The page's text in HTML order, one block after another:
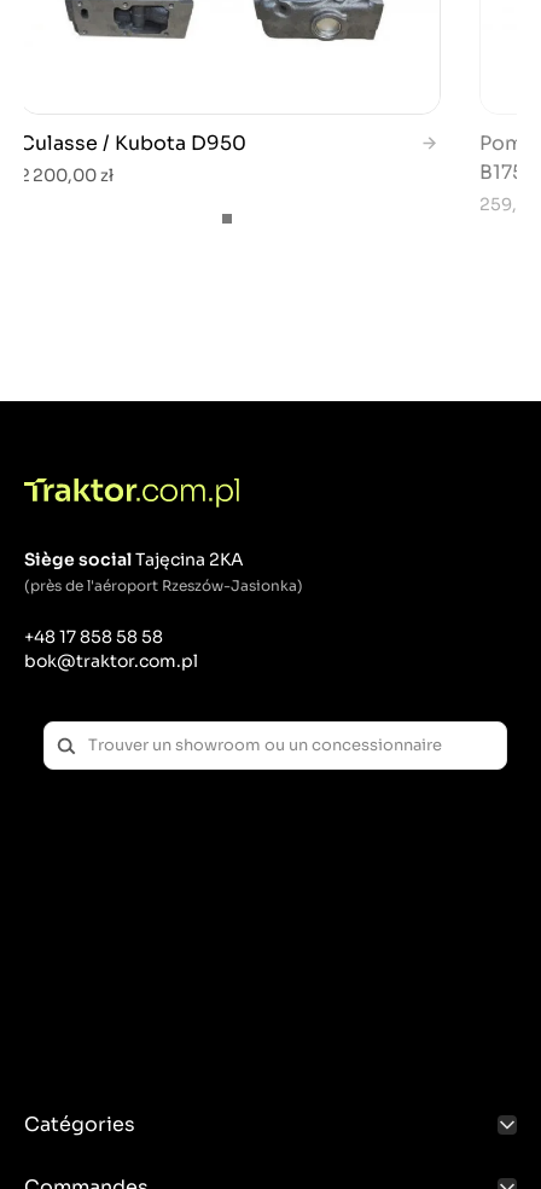
Culasse / Kubota D950
2 200,00 zł
259,00
Siège socialTajęcina 2KA
(près de l'aéroport Rzeszów-Jasionka)
+48 17 858 58 58
bok@traktor.com.pl
Catégories